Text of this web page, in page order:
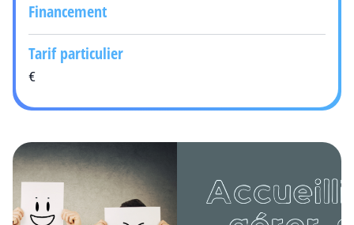
Financement
Tarif particulier
€